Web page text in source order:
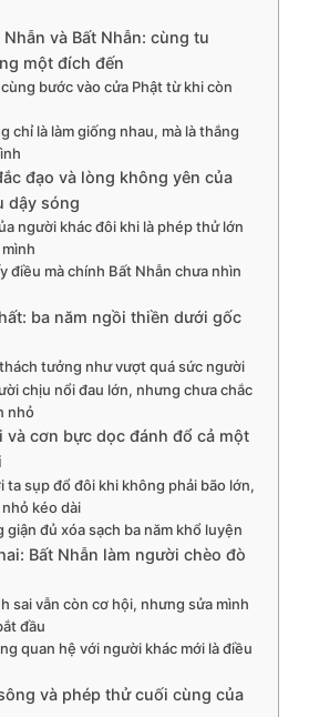
và Bất Nhẫn: cùng tu
một đích đến
bước vào cửa Phật từ khi còn
chỉ là làm giống nhau, mà là thắng
đạo và lòng không yên của
dậy sóng
người khác đôi khi là phép thử lớn
điều mà chính Bất Nhẫn chưa nhìn
ba năm ngồi thiền dưới gốc
tưởng như vượt quá sức người
chịu nổi đau lớn, nhưng chưa chắc
nhỏ
và cơn bực dọc đánh đổ cả một
ta sụp đổ đôi khi không phải bão lớn,
kéo dài
giận đủ xóa sạch ba năm khổ luyện
Bất Nhẫn làm người chèo đò
sai vẫn còn cơ hội, nhưng sửa mình
đầu
quan hệ với người khác mới là điều
và phép thử cuối cùng của